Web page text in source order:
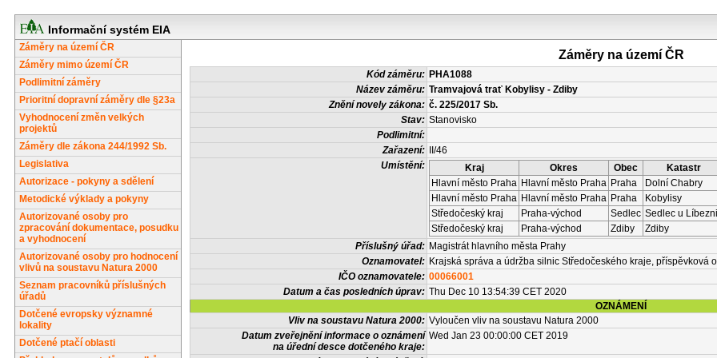
Informační systém EIA
Záměry na území ČR
Záměry mimo území ČR
Podlimitní záměry
Prioritní dopravní záměry dle §23a
Vyhodnocení změn velkých
projektů
Záměry dle zákona 244/1992 Sb.
Legislativa
Autorizace - pokyny a sdělení
Metodické výklady a pokyny
Autorizované osoby pro
zpracování dokumentace, posudku
a vyhodnocení
Autorizované osoby pro hodnocení
vlivů na soustavu Natura 2000
Seznam pracovníků příslušných
úřadů
Dotčené evropsky významné
lokality
Dotčené ptačí oblasti
Záměry na území ČR
Kód záměru: PHA1088
Název záměru: Tramvajová trať Kobylisy - Zdiby
Znění novely zákona: č. 225/2017 Sb.
Stav: Stanovisko
Podlimitní:
Zařazení:
II/46
Umístění:
Kraj Okres Obec
Katastr
Hlavní město Praha Hlavní město Praha Praha
Dolní Chabry
Hlavní město Praha Hlavní město Praha Praha
Kobylisy
Středočeský kraj
Praha-východ Sedlec Sedlec u
Středočeský kraj
Praha-východ Zdiby
Zdiby
Příslušný úřad: Magistrát hlavního města Prahy
Oznamovatel: Krajská správa a údržba silnic Středočeského kraje, příspěvková
IČO oznamovatele: 00066001
Datum a čas posledních úprav: Thu Dec 10 13:54:39 CET 2020
OZNÁMENÍ
Vliv na soustavu Natura 2000: Vyloučen vliv na soustavu Natura 2000
Datum zveřejnění informace o oznámení
na úřední desce dotčeného kraje:
Wed Jan 23 00:00:00 CET 2019